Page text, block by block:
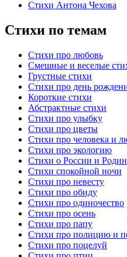
Стихи Антона Чехова
Стихи по темам
Стихи про любовь
Смешные и веселые
Грустные стихи
Стихи про день
Короткие стихи
Абстрактные стихи
Стихи про улыбку
Стихи про цветы
Стихи про человека и
Стихи про экологию
Стихи о России и
Стихи спокойной ночи
Стихи про невесту
Стихи про обиду
Стихи про одиночество
Стихи про осень
Стихи про папу
Стихи про полицию и
Стихи про поцелуй